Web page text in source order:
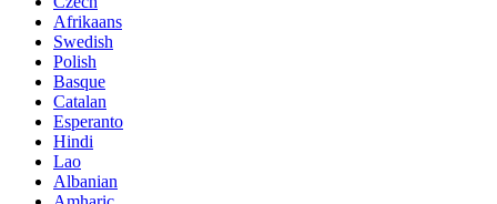
Afrikaans
Swedish
Polish
Basque
Catalan
Esperanto
Hindi
Lao
Albanian